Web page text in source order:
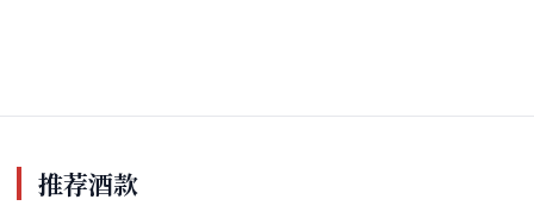
推荐酒款